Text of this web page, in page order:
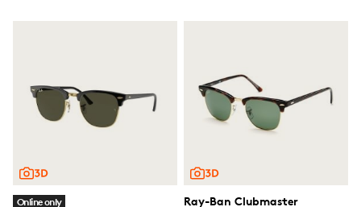
Online only Ray-Ban Clubmaster